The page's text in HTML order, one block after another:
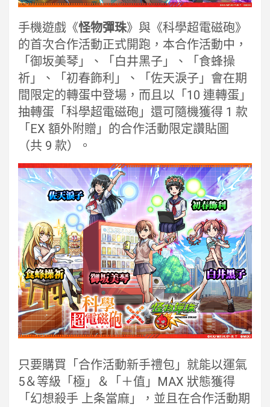
手機遊戲《怪物彈珠》與《科學超電磁砲》
的首次合作活動正式開跑，本合作活動中，
「御坂美琴」、「白井黑子」、「食蜂操
祈」、「初春飾利」、「佐天淚子」會在期
間限定的轉蛋中登場，而且以「10 連轉蛋」
抽轉蛋「科學超電磁砲」還可隨機獲得 1 款
「EX 額外附贈」的合作活動限定讚貼圖
（共 9 款）。
只要購買「合作活動新手禮包」就能以運氣
5＆等級「極」＆「＋值」MAX 狀態獲得
「幻想殺手 上条當麻」，並且在合作活動期